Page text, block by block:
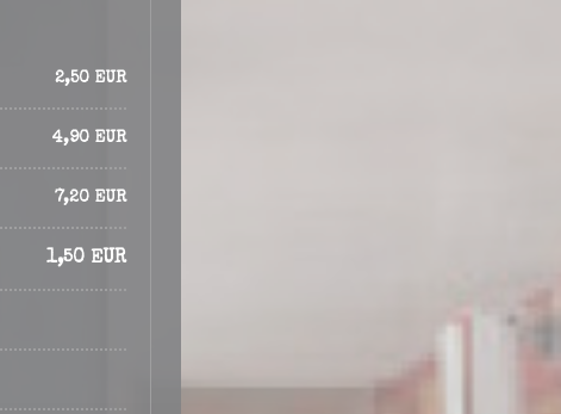
2,50 EUR
4,90 EUR
7,20 EUR
1,50 EUR